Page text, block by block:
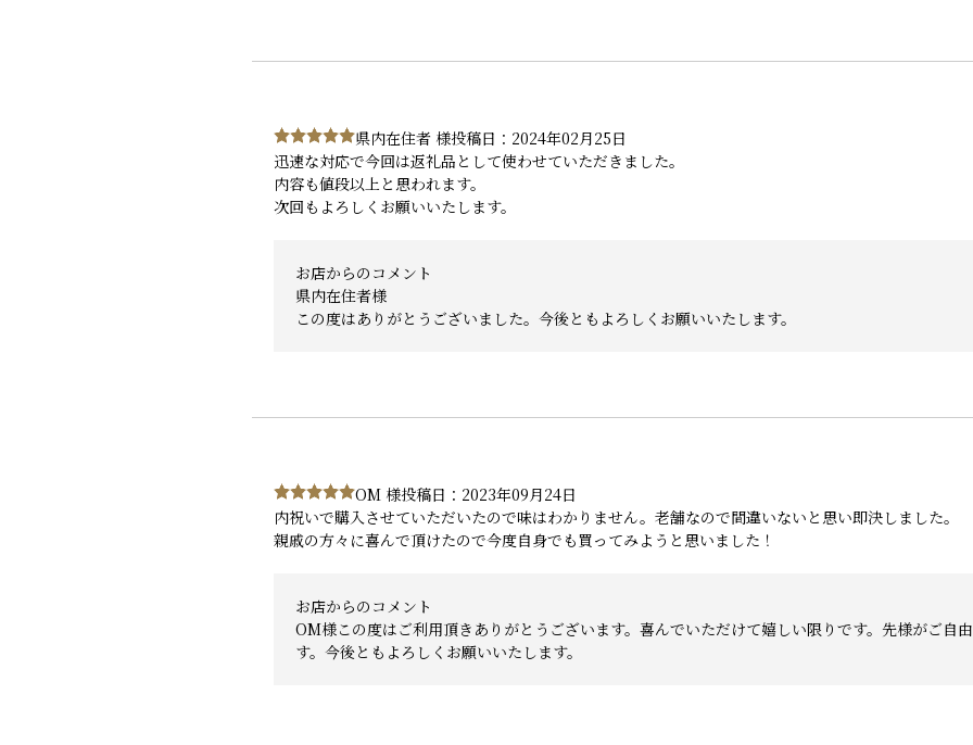
県内在住者 様投稿日：2024年02月25日
迅速な対応で今回は返礼品として使わせていただきました。
内容も値段以上と思われます。
次回もよろしくお願いいたします。
お店からのコメント
県内在住者様
この度はありがとうございました。今後ともよろしくお願いいたします。
OM 様投稿日：2023年09月24日
内祝いで購入させていただいたので味はわかりません。老舗なので間違いないと思い即決しました。
親戚の方々に喜んで頂けたので今度自身でも買ってみようと思いました！
お店からのコメント
OM様この度はご利用頂きありがとうございます。喜んでいただけて嬉しい限りです。先様がご自
す。今後ともよろしくお願いいたします。